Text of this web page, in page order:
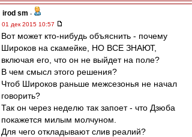
irod sm -
01 дек 2015 10:57
Вот может кто-нибудь объяснить - почему
Широков на скамейке, НО ВСЕ ЗНАЮТ,
включая его, что он не выйдет на поле?
В чем смысл этого решения?
Чтоб Широков раньше межсезонья не начал
говорить?
Так он через неделю так запоет - что Дзюба
покажется милым молчуном.
Для чего откладывают слив реалий?